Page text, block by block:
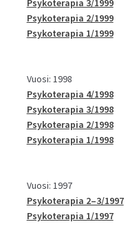
Psykoterapia 3/1999
Psykoterapia 2/1999
Psykoterapia 1/1999
Vuosi: 1998
Psykoterapia 4/1998
Psykoterapia 3/1998
Psykoterapia 2/1998
Psykoterapia 1/1998
Vuosi: 1997
Psykoterapia 2–3/1997
Psykoterapia 1/1997